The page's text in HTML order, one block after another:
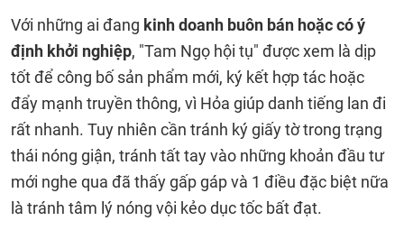
Với những ai đang kinh doanh buôn bán hoặc có ý
định khởi nghiệp, "Tam Ngọ hội tụ" được xem là dịp
tốt để công bố sản phẩm mới, ký kết hợp tác hoặc
đẩy mạnh truyền thông, vì Hỏa giúp danh tiếng lan đi
rất nhanh. Tuy nhiên cần tránh ký giấy tờ trong trạng
thái nóng giận, tránh tất tay vào những khoản đầu tư
mới nghe qua đã thấy gấp gáp và 1 điều đặc biệt nữa
là tránh tâm lý nóng vội kẻo dục tốc bất đạt.